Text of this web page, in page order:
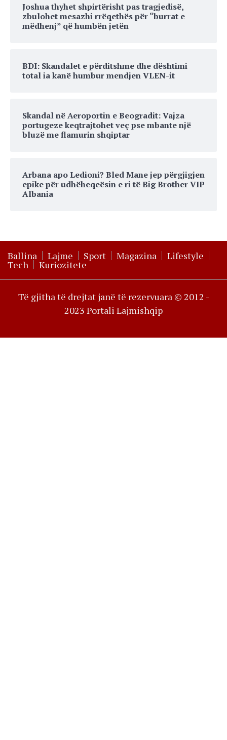
Joshua thyhet shpirtërisht pas tragjedisë,
zbulohet mesazhi rrëqethës për “burrat e
mëdhenj” që humbën jetën
BDI: Skandalet e përditshme dhe dështimi
total ia kanë humbur mendjen VLEN-it
Skandal në Aeroportin e Beogradit: Vajza
portugeze keqtrajtohet veç pse mbante një
bluzë me flamurin shqiptar
Arbana apo Ledioni? Bled Mane jep përgjigjen
epike për udhëheqeësin e ri të Big Brother VIP
Albania
Ballina Lajme Sport Magazina Lifestyle
Tech Kuriozitete
Të gjitha të drejtat janë të rezervuara © 2012 -
2023 Portali Lajmishqip